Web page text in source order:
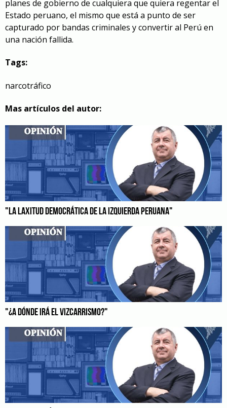
planes de gobierno de cualquiera que quiera regentar el
Estado peruano, el mismo que está a punto de ser
capturado por bandas criminales y convertir al Perú en
una nación fallida.
Tags:
narcotráfico
Mas artículos del autor:
"LA LAXITUD DEMOCRÁTICA DE LA IZQUIERDA PERUANA"
"¿A DÓNDE IRÁ EL VIZCARRISMO?"